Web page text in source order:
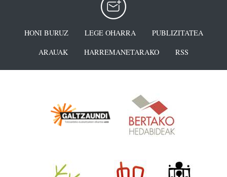
HONI BURUZ LEGE OHARRA
PUBLIZITATEA
ARAUAK
HARREMANETARAKO RSS